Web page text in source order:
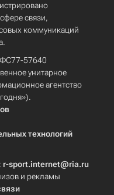
связи,
коммуникаций
ФС77-57640
унитарное
агентство
технологий
r-sport.internet@ria.ru
и рекламы